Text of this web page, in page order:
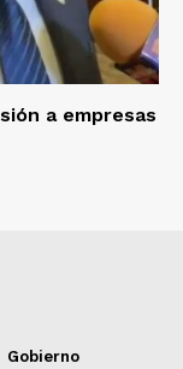
a empresas
Gobierno